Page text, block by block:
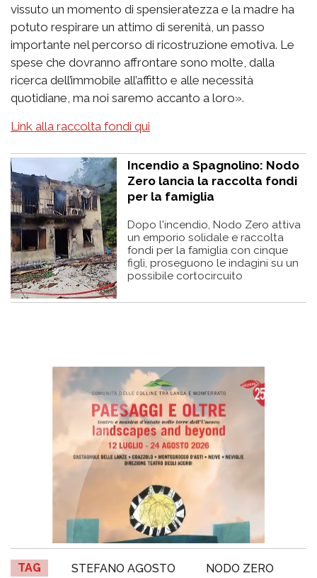
vissuto un momento di spensieratezza e la madre ha
potuto respirare un attimo di serenità, un passo
importante nel percorso di ricostruzione emotiva. Le
spese che dovranno affrontare sono molte, dalla
ricerca dell’immobile all’affitto e alle necessità
quotidiane, ma noi saremo accanto a loro».
Link alla raccolta fondi qui
Incendio a Spagnolino: Nodo
Zero lancia la raccolta fondi
per la famiglia
Dopo l'incendio, Nodo Zero attiva
un emporio solidale e raccolta
fondi per la famiglia con cinque
figli, proseguono le indagini su un
possibile cortocircuito
TAG STEFANO AGOSTO NODO ZERO